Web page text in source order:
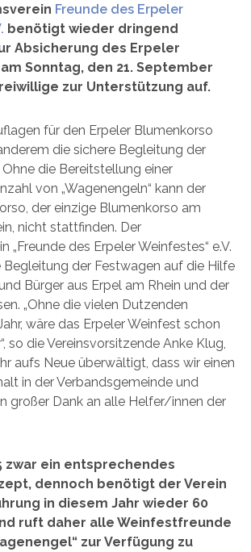
Freunde des Erpeler
benötigt wieder dringend
Absicherung des Erpeler
Sonntag, den 21. September
zur Unterstützung auf.
für den Erpeler Blumenkorso
die sichere Begleitung der
die Bereitstellung einer
von „Wagenengeln“ kann der
der einzige Blumenkorso am
nicht stattfinden. Der
„Freunde des Erpeler Weinfestes“ e.V.
Begleitung der Festwagen auf die Hilfe
Bürger aus Erpel am Rhein und der
„Ohne die vielen Dutzenden
wäre das Erpeler Weinfest schon
so die Vereinsvorsitzende Anke Klug,
aufs Neue überwältigt, dass wir einen
in der Verbandsgemeinde und
großer Dank an alle Helfer/innen der
zwar ein entsprechendes
dennoch benötigt der Verein
in diesem Jahr wieder 60
ruft daher alle Weinfestfreunde
zur Verfügung zu